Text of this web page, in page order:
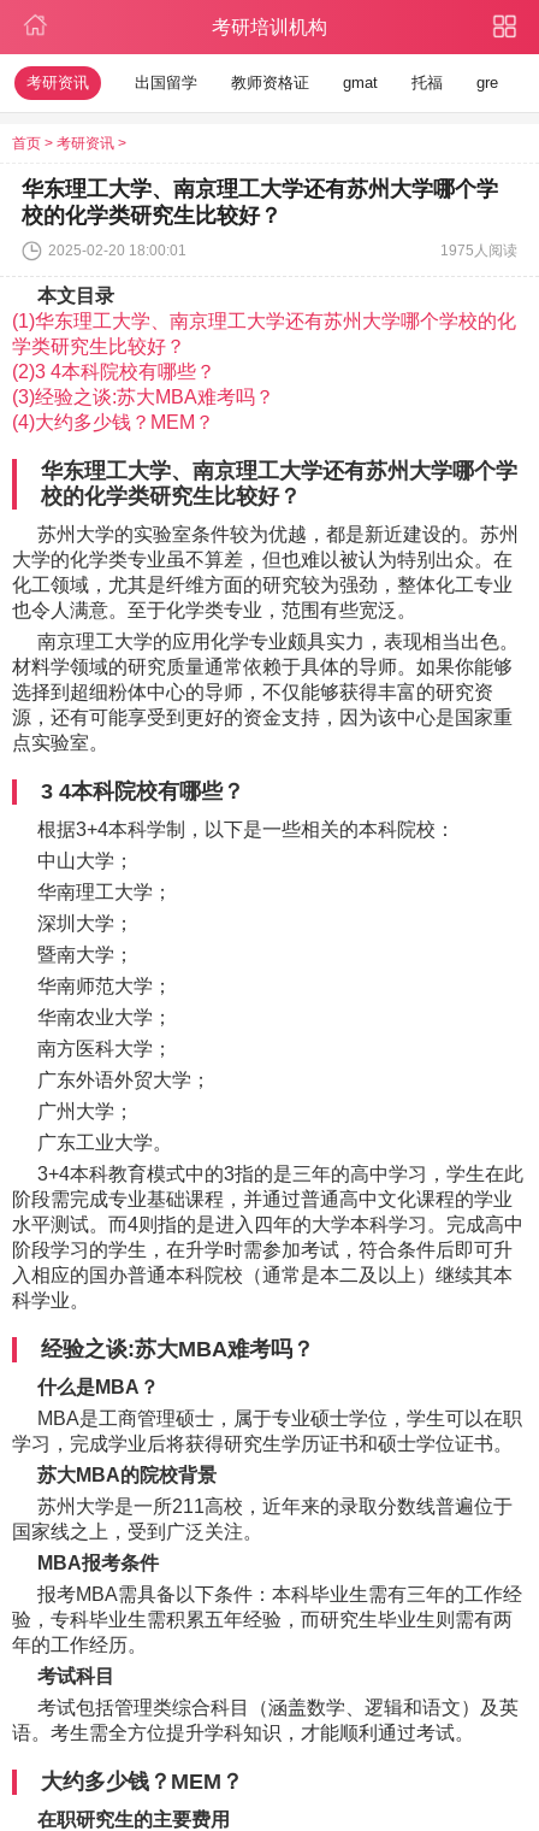
考研培训机构
考研资讯 出国留学 教师资格证 gmat 托福 gre
首页 > 考研资讯 >
华东理工大学、南京理工大学还有苏州大学哪个学
校的化学类研究生比较好？
2025-02-20 18:00:01 1975人阅读
本文目录
(1)华东理工大学、南京理工大学还有苏州大学哪个学校的化
学类研究生比较好？
(2)3 4本科院校有哪些？
(3)经验之谈:苏大MBA难考吗？
(4)大约多少钱？MEM？
华东理工大学、南京理工大学还有苏州大学哪个学
校的化学类研究生比较好？
苏州大学的实验室条件较为优越，都是新近建设的。苏州
大学的化学类专业虽不算差，但也难以被认为特别出众。在
化工领域，尤其是纤维方面的研究较为强劲，整体化工专业
也令人满意。至于化学类专业，范围有些宽泛。
南京理工大学的应用化学专业颇具实力，表现相当出色。
材料学领域的研究质量通常依赖于具体的导师。如果你能够
选择到超细粉体中心的导师，不仅能够获得丰富的研究资
源，还有可能享受到更好的资金支持，因为该中心是国家重
点实验室。
3 4本科院校有哪些？
根据3+4本科学制，以下是一些相关的本科院校：
中山大学；
华南理工大学；
深圳大学；
暨南大学；
华南师范大学；
华南农业大学；
南方医科大学；
广东外语外贸大学；
广州大学；
广东工业大学。
3+4本科教育模式中的3指的是三年的高中学习，学生在此
阶段需完成专业基础课程，并通过普通高中文化课程的学业
水平测试。而4则指的是进入四年的大学本科学习。完成高中
阶段学习的学生，在升学时需参加考试，符合条件后即可升
入相应的国办普通本科院校（通常是本二及以上）继续其本
科学业。
经验之谈:苏大MBA难考吗？
什么是MBA？
MBA是工商管理硕士，属于专业硕士学位，学生可以在职
学习，完成学业后将获得研究生学历证书和硕士学位证书。
苏大MBA的院校背景
苏州大学是一所211高校，近年来的录取分数线普遍位于
国家线之上，受到广泛关注。
MBA报考条件
报考MBA需具备以下条件：本科毕业生需有三年的工作经
验，专科毕业生需积累五年经验，而研究生毕业生则需有两
年的工作经历。
考试科目
考试包括管理类综合科目（涵盖数学、逻辑和语文）及英
语。考生需全方位提升学科知识，才能顺利通过考试。
大约多少钱？MEM？
在职研究生的主要费用